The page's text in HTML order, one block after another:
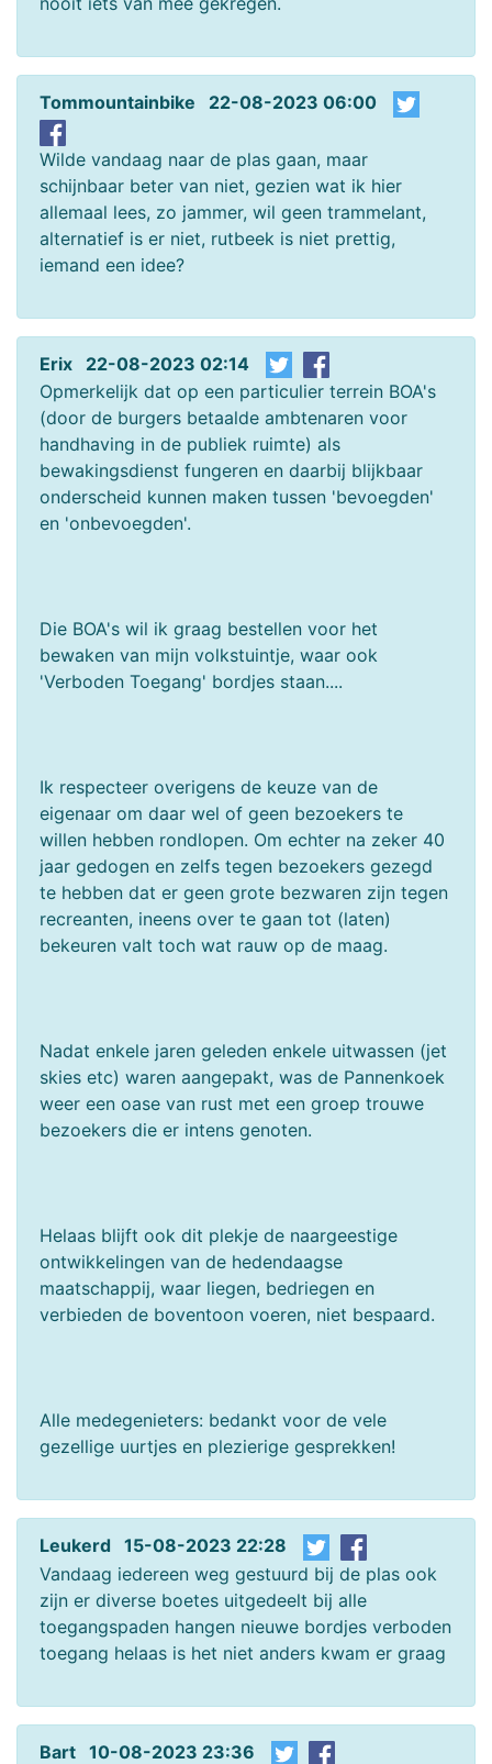
Tommountainbike 22-08-2023 06:00
Wilde vandaag naar de plas gaan, maar
schijnbaar beter van niet, gezien wat ik hier
allemaal lees, zo jammer, wil geen trammelant,
alternatief is er niet, rutbeek is niet prettig,
iemand een idee?
Erix 22-08-2023 02:14
Opmerkelijk dat op een particulier terrein BOA's
(door de burgers betaalde ambtenaren voor
handhaving in de publiek ruimte) als
bewakingsdienst fungeren en daarbij blijkbaar
onderscheid kunnen maken tussen 'bevoegden'
en 'onbevoegden'.
Die BOA's wil ik graag bestellen voor het
bewaken van mijn volkstuintje, waar ook
'Verboden Toegang' bordjes staan....
Ik respecteer overigens de keuze van de
eigenaar om daar wel of geen bezoekers te
willen hebben rondlopen. Om echter na zeker 40
jaar gedogen en zelfs tegen bezoekers gezegd
te hebben dat er geen grote bezwaren zijn tegen
recreanten, ineens over te gaan tot (laten)
bekeuren valt toch wat rauw op de maag.
Nadat enkele jaren geleden enkele uitwassen (jet
skies etc) waren aangepakt, was de Pannenkoek
weer een oase van rust met een groep trouwe
bezoekers die er intens genoten.
Helaas blijft ook dit plekje de naargeestige
ontwikkelingen van de hedendaagse
maatschappij, waar liegen, bedriegen en
verbieden de boventoon voeren, niet bespaard.
Alle medegenieters: bedankt voor de vele
gezellige uurtjes en plezierige gesprekken!
Leukerd 15-08-2023 22:28
Vandaag iedereen weg gestuurd bij de plas ook
zijn er diverse boetes uitgedeelt bij alle
toegangspaden hangen nieuwe bordjes verboden
toegang helaas is het niet anders kwam er graag
Bart 10-08-2023 23:36